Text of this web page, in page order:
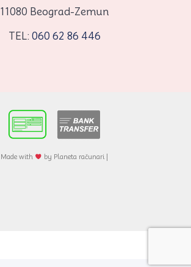
11080 Beograd-Zemun
TEL: 060 62 86 446
Made with by Planeta računari |